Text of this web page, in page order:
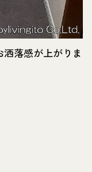
落感が上がりま